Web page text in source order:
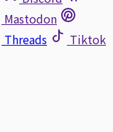
Mastodon
Threads
Tiktok